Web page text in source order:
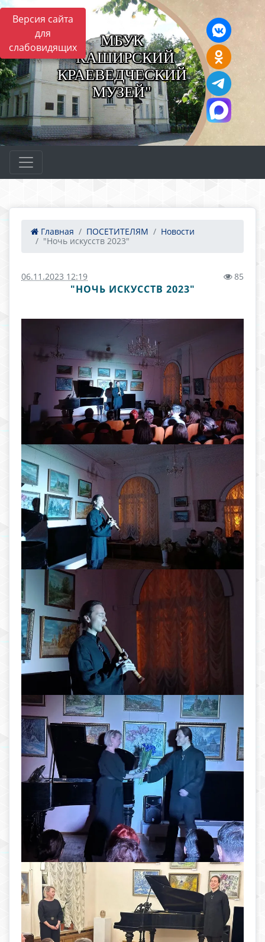
Версия сайта
для
слабовидящих
МБУК
"КАШИРСКИЙ
КРАЕВЕДЧЕСКИЙ
МУЗЕЙ"
Главная ПОСЕТИТЕЛЯМ
Новости
"Ночь искусств 2023"
06.11.2023 12:19 85
"НОЧЬ ИСКУССТВ 2023"